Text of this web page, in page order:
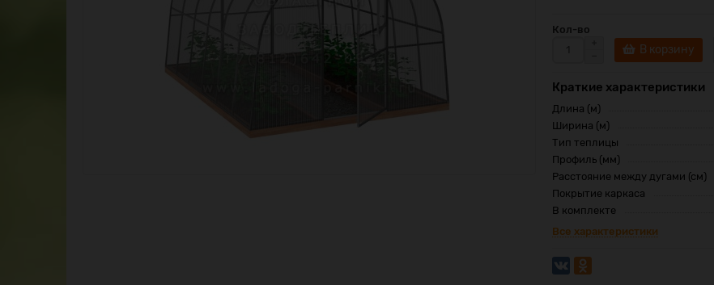
Кол-во
В корзину
Краткие характеристики
Длина (м)
Ширина (м)
Тип теплицы
Профиль (мм)
Расстояние между дугами (см)
Покрытие каркаса
В комплекте
Все характеристики